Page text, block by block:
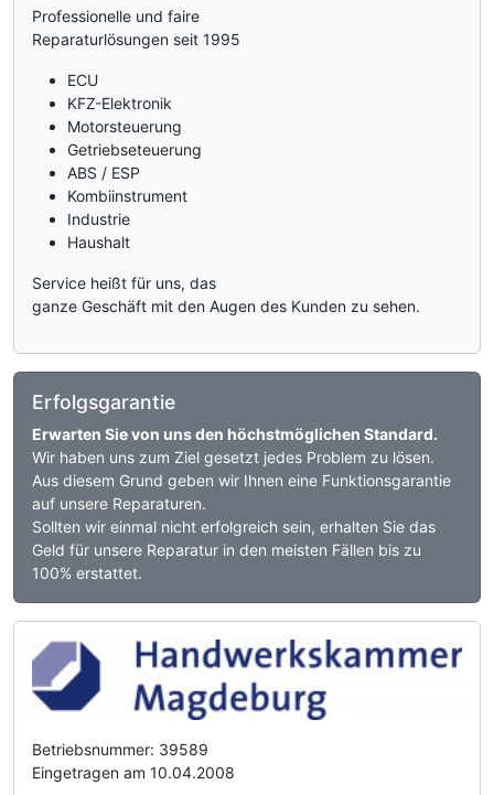
Professionelle und faire
Reparaturlösungen seit 1995
ECU
KFZ-Elektronik
Motorsteuerung
Getriebseteuerung
ABS / ESP
Kombiinstrument
Industrie
Haushalt
Service heißt für uns, das
ganze Geschäft mit den Augen des Kunden zu sehen.
Erfolgsgarantie
Erwarten Sie von uns den höchstmöglichen Standard.
Wir haben uns zum Ziel gesetzt jedes Problem zu lösen.
Aus diesem Grund geben wir Ihnen eine Funktionsgarantie
auf unsere Reparaturen.
Sollten wir einmal nicht erfolgreich sein, erhalten Sie das
Geld für unsere Reparatur in den meisten Fällen bis zu
100% erstattet.
Betriebsnummer: 39589
Eingetragen am 10.04.2008